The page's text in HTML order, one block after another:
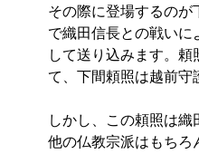
その際に登場するの
で織田信長との戦い
して送り込みます。
て、下間頼照は越前守
しかし、この頼照は
他の仏教宗派はもちろ